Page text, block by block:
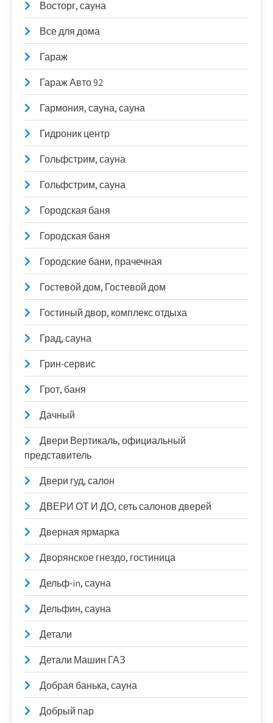
Восторг, сауна
Все для дома
Гараж
Гараж Авто 92
Гармония, сауна, сауна
Гидроник центр
Гольфстрим, сауна
Гольфстрим, сауна
Городская баня
Городская баня
Городские бани, прачечная
Гостевой дом, Гостевой дом
Гостиный двор, комплекс отдыха
Град, сауна
Грин-сервис
Грот, баня
Дачный
Двери Вертикаль, официальный
представитель
Двери гуд, салон
ДВЕРИ ОТ И ДО, сеть салонов дверей
Дверная ярмарка
Дворянское гнездо, гостиница
Дельф-in, сауна
Дельфин, сауна
Детали
Детали Машин ГАЗ
Добрая банька, сауна
Добрый пар